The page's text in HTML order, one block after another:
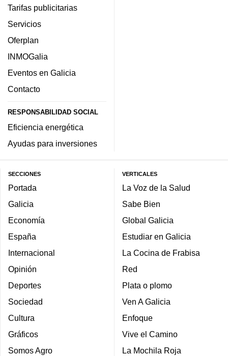
Tarifas publicitarias
Servicios
Oferplan
INMOGalia
Eventos en Galicia
Contacto
RESPONSABILIDAD SOCIAL
Eficiencia energética
Ayudas para inversiones
SECCIONES
Portada
Galicia
Economía
España
Internacional
Opinión
Deportes
Sociedad
Cultura
Gráficos
Somos Agro
VERTICALES
La Voz de la Salud
Sabe Bien
Global Galicia
Estudiar en Galicia
La Cocina de Frabisa
Red
Plata o plomo
Ven A Galicia
Enfoque
Vive el Camino
La Mochila Roja